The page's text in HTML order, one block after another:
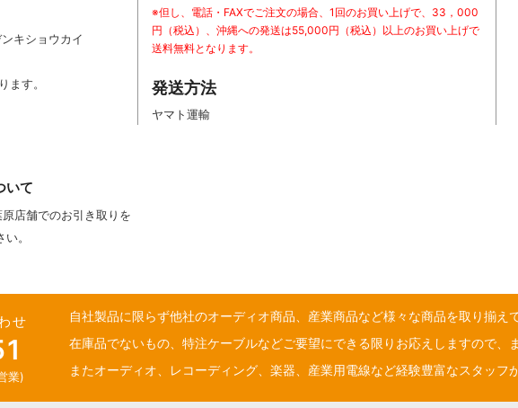
キショウカイ
ます。
いて
店舗でのお引き取りを
。
※但し、電話・FAXでご注文の場合、1回のお買い上げで、33，000
円（税込）、沖縄への発送は55,000円（税込）以上のお買い上げで
送料無料となります。
発送方法
ヤマト運輸
せ
業)
自社製品に限らず他社のオーディオ商品、産業商品など様々な商品を取り揃え
在庫品でないもの、特注ケーブルなどご要望にできる限りお応えしますので、
またオーディオ、レコーディング、楽器、産業用電線など経験豊富なスタッフ